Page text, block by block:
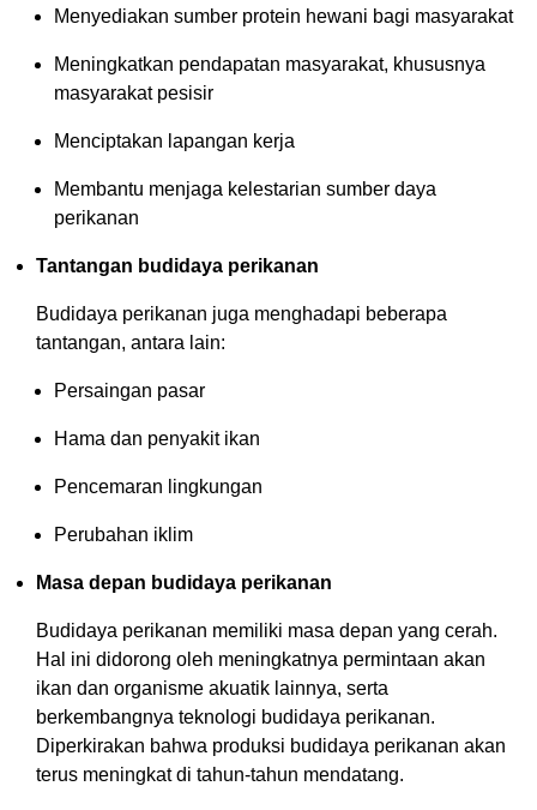
Menyediakan sumber protein hewani bagi masyarakat
Meningkatkan pendapatan masyarakat, khususnya
masyarakat pesisir
Menciptakan lapangan kerja
Membantu menjaga kelestarian sumber daya
perikanan
Tantangan budidaya perikanan
Budidaya perikanan juga menghadapi beberapa
tantangan, antara lain:
Persaingan pasar
Hama dan penyakit ikan
Pencemaran lingkungan
Perubahan iklim
Masa depan budidaya perikanan
Budidaya perikanan memiliki masa depan yang cerah.
Hal ini didorong oleh meningkatnya permintaan akan
ikan dan organisme akuatik lainnya, serta
berkembangnya teknologi budidaya perikanan.
Diperkirakan bahwa produksi budidaya perikanan akan
terus meningkat di tahun-tahun mendatang.